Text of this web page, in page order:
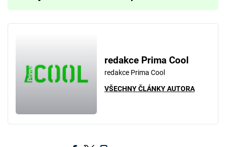
redakce Prima Cool
redakce Prima Cool
VŠECHNY ČLÁNKY AUTORA